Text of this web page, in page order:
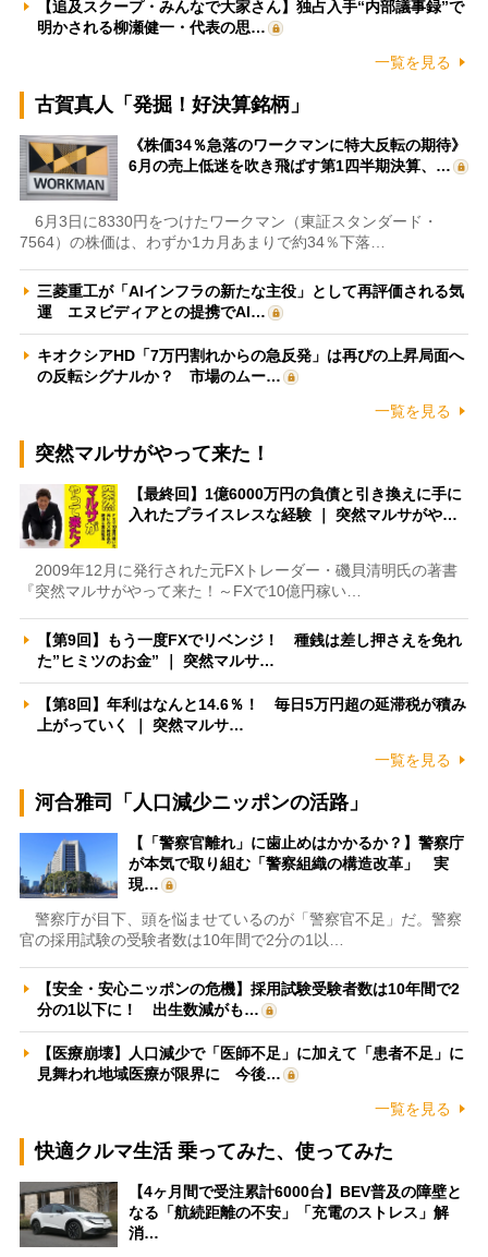
【追及スクープ・みんなで大家さん】独占入手“内部議事録”で
明かされる柳瀬健一・代表の思…
一覧を見る
古賀真人「発掘！好決算銘柄」
《株価34％急落のワークマンに特大反転の期待》
6月の売上低迷を吹き飛ばす第1四半期決算、…
6月3日に8330円をつけたワークマン（東証スタンダード・
7564）の株価は、わずか1カ月あまりで約34％下落…
三菱重工が「AIインフラの新たな主役」として再評価される気
運 エヌビディアとの提携でAI…
キオクシアHD「7万円割れからの急反発」は再びの上昇局面へ
の反転シグナルか？ 市場のムー…
一覧を見る
突然マルサがやって来た！
【最終回】1億6000万円の負債と引き換えに手に
入れたプライスレスな経験 ｜ 突然マルサがや…
2009年12月に発行された元FXトレーダー・磯貝清明氏の著書
『突然マルサがやって来た！～FXで10億円稼い…
【第9回】もう一度FXでリベンジ！ 種銭は差し押さえを免れ
た”ヒミツのお金” ｜ 突然マルサ…
【第8回】年利はなんと14.6％！ 毎日5万円超の延滞税が積み
上がっていく ｜ 突然マルサ…
一覧を見る
河合雅司「人口減少ニッポンの活路」
【「警察官離れ」に歯止めはかかるか？】警察庁
が本気で取り組む「警察組織の構造改革」 実
現…
警察庁が目下、頭を悩ませているのが「警察官不足」だ。警察
官の採用試験の受験者数は10年間で2分の1以…
【安全・安心ニッポンの危機】採用試験受験者数は10年間で2
分の1以下に！ 出生数減がも…
【医療崩壊】人口減少で「医師不足」に加えて「患者不足」に
見舞われ地域医療が限界に 今後…
一覧を見る
快適クルマ生活 乗ってみた、使ってみた
【4ヶ月間で受注累計6000台】BEV普及の障壁と
なる「航続距離の不安」「充電のストレス」解
消…